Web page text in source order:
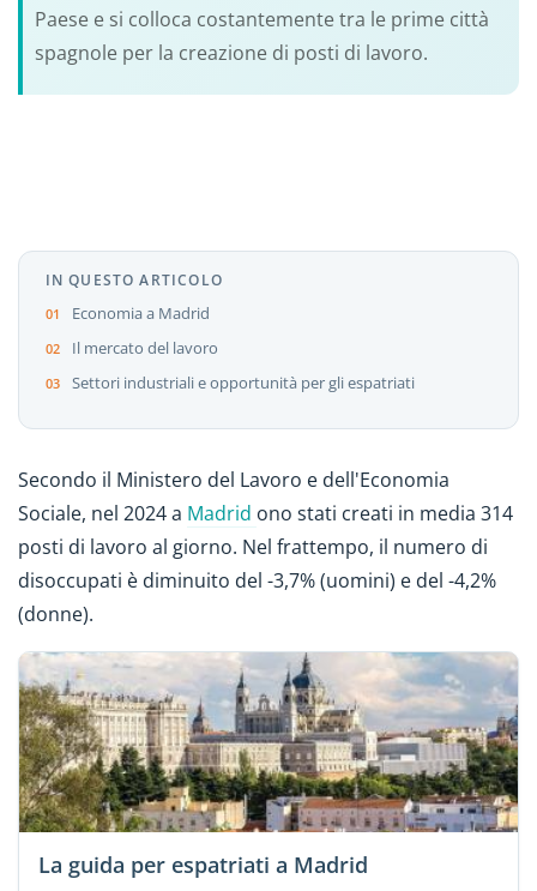
Paese e si colloca costantemente tra le prime città
spagnole per la creazione di posti di lavoro.
IN QUESTO ARTICOLO
Economia a Madrid
Il mercato del lavoro
Settori industriali e opportunità per gli espatriati
Secondo il Ministero del Lavoro e dell'Economia
Sociale, nel 2024 a Madrid ono stati creati in media 314
posti di lavoro al giorno. Nel frattempo, il numero di
disoccupati è diminuito del -3,7% (uomini) e del -4,2%
(donne).
La guida per espatriati a Madrid